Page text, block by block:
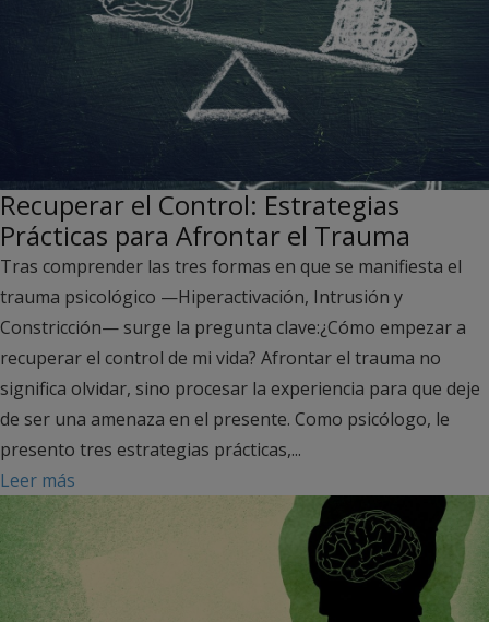
Recuperar el Control: Estrategias
Prácticas para Afrontar el Trauma
Tras comprender las tres formas en que se manifiesta el
trauma psicológico —Hiperactivación, Intrusión y
Constricción— surge la pregunta clave:¿Cómo empezar a
recuperar el control de mi vida? Afrontar el trauma no
significa olvidar, sino procesar la experiencia para que deje
de ser una amenaza en el presente. Como psicólogo, le
presento tres estrategias prácticas,...
Leer más